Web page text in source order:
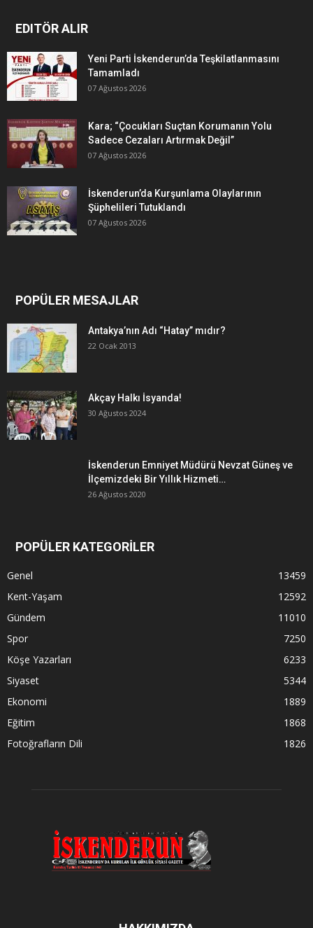
EDITÖR ALIR
Yeni Parti İskenderun’da Teşkilatlanmasını
Tamamladı
07 Ağustos 2026
Kara; “Çocukları Suçtan Korumanın Yolu
Sadece Cezaları Artırmak Değil”
07 Ağustos 2026
İskenderun’da Kurşunlama Olaylarının
Şüphelileri Tutuklandı
07 Ağustos 2026
POPÜLER MESAJLAR
Antakya’nın Adı “Hatay” mıdır?
22 Ocak 2013
Akçay Halkı İsyanda!
30 Ağustos 2024
İskenderun Emniyet Müdürü Nevzat Güneş ve
İlçemizdeki Bir Yıllık Hizmeti…
26 Ağustos 2020
POPÜLER KATEGORİLER
Genel
13459
Kent-Yaşam
12592
Gündem
11010
Spor
7250
Köşe Yazarları
6233
Siyaset
5344
Ekonomi
1889
Eğitim
1868
Fotoğrafların Dili
1826